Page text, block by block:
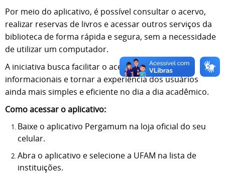
Por meio do aplicativo, é possível consultar o acervo,
realizar reservas de livros e acessar outros serviços da
biblioteca de forma rápida e segura, sem a necessidade
de utilizar um computador.
A iniciativa busca facilitar o acesso aos recursos
informacionais e tornar a experiência dos usuários
ainda mais simples e eficiente no dia a dia acadêmico.
Como acessar o aplicativo:
Baixe o aplicativo Pergamum na loja oficial do seu
celular.
Abra o aplicativo e selecione a UFAM na lista de
instituições.